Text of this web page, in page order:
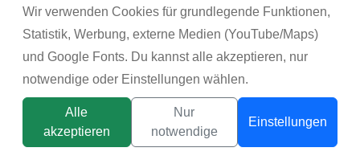
Wir verwenden Cookies für grundlegende Funktionen,
Statistik, Werbung, externe Medien (YouTube/Maps)
und Google Fonts. Du kannst alle akzeptieren, nur
notwendige oder Einstellungen wählen.
Alle
akzeptieren
Nur
notwendige
Einstellungen
abhängig von der Betriebsfrequenz der Induktionsanlage.
Für die Induktion sind ferromagnetische Einsatzstoffe
unumgänglich.
Wirtschaftliche und historische
Bedeutung
DieVerhüttungvon Eisen ist bereits für das 2. Jahrtausend